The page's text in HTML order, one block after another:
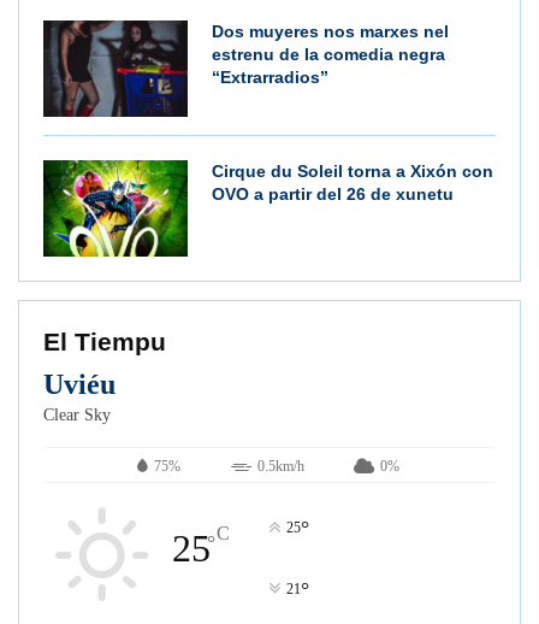
Dos muyeres nos marxes nel
estrenu de la comedia negra
“Extrarradios”
Cirque du Soleil torna a Xixón con
OVO a partir del 26 de xunetu
El Tiempu
Uviéu
Clear Sky
75% 0.5km/h 0%
25°C 25°
21°